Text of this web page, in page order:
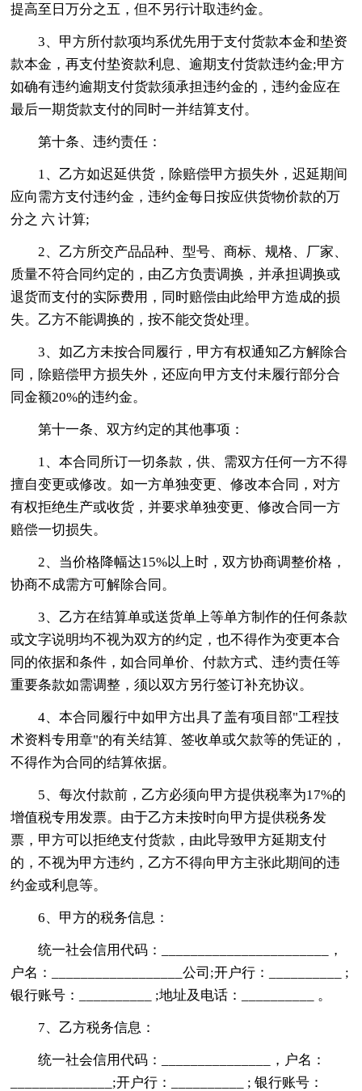
提高至日万分之五，但不另行计取违约金。
3、甲方所付款项均系优先用于支付货款本金和垫资
款本金，再支付垫资款利息、逾期支付货款违约金;甲方
如确有违约逾期支付货款须承担违约金的，违约金应在
最后一期货款支付的同时一并结算支付。
第十条、违约责任：
1、乙方如迟延供货，除赔偿甲方损失外，迟延期间
应向需方支付违约金，违约金每日按应供货物价款的万
分之 六 计算;
2、乙方所交产品品种、型号、商标、规格、厂家、
质量不符合同约定的，由乙方负责调换，并承担调换或
退货而支付的实际费用，同时赔偿由此给甲方造成的损
失。乙方不能调换的，按不能交货处理。
3、如乙方未按合同履行，甲方有权通知乙方解除合
同，除赔偿甲方损失外，还应向甲方支付未履行部分合
同金额20%的违约金。
第十一条、双方约定的其他事项：
1、本合同所订一切条款，供、需双方任何一方不得
擅自变更或修改。如一方单独变更、修改本合同，对方
有权拒绝生产或收货，并要求单独变更、修改合同一方
赔偿一切损失。
2、当价格降幅达15%以上时，双方协商调整价格，
协商不成需方可解除合同。
3、乙方在结算单或送货单上等单方制作的任何条款
或文字说明均不视为双方的约定，也不得作为变更本合
同的依据和条件，如合同单价、付款方式、违约责任等
重要条款如需调整，须以双方另行签订补充协议。
4、本合同履行中如甲方出具了盖有项目部"工程技
术资料专用章"的有关结算、签收单或欠款等的凭证的，
不得作为合同的结算依据。
5、每次付款前，乙方必须向甲方提供税率为17%的
增值税专用发票。由于乙方未按时向甲方提供税务发
票，甲方可以拒绝支付货款，由此导致甲方延期支付
的，不视为甲方违约，乙方不得向甲方主张此期间的违
约金或利息等。
6、甲方的税务信息：
统一社会信用代码：_______________________，
户名：__________________公司;开户行：__________ ;
银行账号：__________ ;地址及电话：__________ 。
7、乙方税务信息：
统一社会信用代码：_______________，户名：
______________;开户行：__________ ; 银行账号：